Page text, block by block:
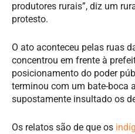
produtores rurais”, diz um
protesto.
O ato aconteceu pelas ruas
concentrou em frente à
posicionamento do poder
terminou com um bate-boca
supostamente insultado os
Os relatos são de que os